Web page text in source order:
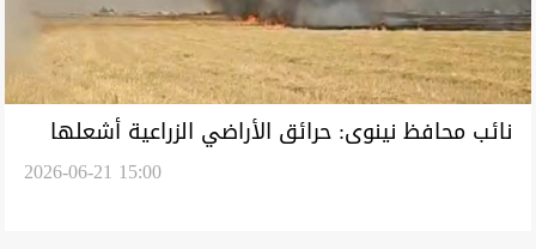
نائب محافظ نينوى: حرائق الأراضي الزراعية أشعلها
2026-06-21 15:00